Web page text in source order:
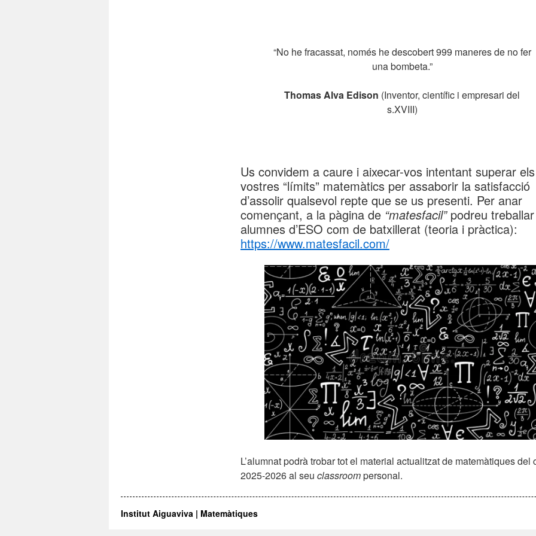
“No he fracassat, només he descobert 999 maneres de no fer
una bombeta.”
Thomas Alva Edison (Inventor, científic i empresari del
s.XVIII)
Us convidem a caure i aixecar-vos intentant superar els
vostres “límits” matemàtics per assaborir la satisfacció
d’assolir qualsevol repte que se us presenti. Per anar
començant, a la pàgina de “matesfacil”podreu
alumnes d’ESO com de batxillerat (teoria i pràctica):
https://www.matesfacil.com/
L’alumnat podrà trobar tot el material actualitzat de matemàtiques del
2025-2026 al seu classroompersonal.
Institut Aiguaviva | Matemàtiques